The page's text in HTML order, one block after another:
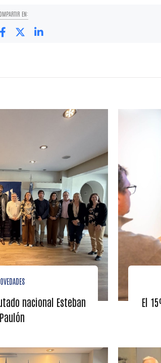
EN:
nacional Esteban
Paulón
El